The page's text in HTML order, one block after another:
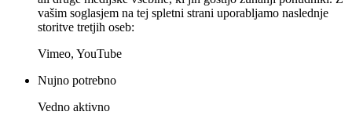
vašim soglasjem na tej spletni strani uporabljamo naslednje
storitve tretjih oseb:
Vimeo, YouTube
Nujno potrebno
Vedno aktivno